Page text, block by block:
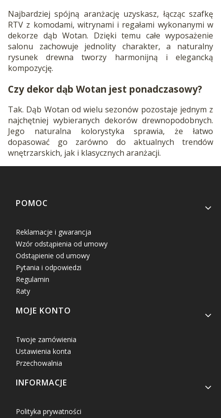
Najbardziej spójną aranżację uzyskasz, łącząc szafkę
RTV z komodami, witrynami i regałami wykonanymi w
dekorze dąb Wotan. Dzięki temu całe wyposażenie
salonu zachowuje jednolity charakter, a naturalny
rysunek drewna tworzy harmonijną i elegancką
kompozycję.
Czy dekor dąb Wotan jest ponadczasowy?
Tak. Dąb Wotan od wielu sezonów pozostaje jednym z
najchętniej wybieranych dekorów drewnopodobnych.
Jego naturalna kolorystyka sprawia, że łatwo
dopasować go zarówno do aktualnych trendów
wnętrzarskich, jak i klasycznych aranżacji.
Linki w stopce
POMOC
Reklamacje i gwarancja
Wzór odstąpienia od umowy
Odstąpienie od umowy
Pytania i odpowiedzi
Regulamin
Raty
MOJE KONTO
Twoje zamówienia
Ustawienia konta
Przechowalnia
INFORMACJE
Polityka prywatności